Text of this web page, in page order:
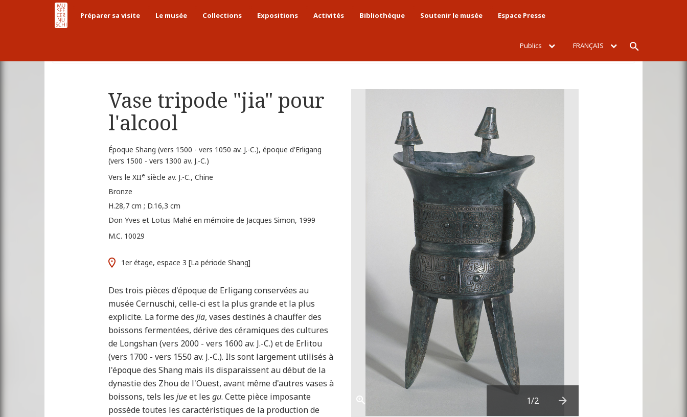
Préparer sa visite Le musée Collections Expositions Activités Bibliothèque Soutenir le musée Espace Presse
Publics FRANÇAIS Rechercher
Vase tripode "jia" pour
l'alcool
Époque Shang (vers 1500 - vers 1050 av. J.-C.), époque d'Erligang
(vers 1500 - vers 1300 av. J.-C.)
Vers le XIIe siècle av. J.-C., Chine
Bronze
H.28,7 cm ; D.16,3 cm
Don Yves et Lotus Mahé en mémoire de Jacques Simon, 1999
M.C. 10029
1er étage, espace 3 [La période Shang]
Des trois pièces d'époque de Erligang conservées au
musée Cernuschi, celle-ci est la plus grande et la plus
explicite. La forme des jia, vases destinés à chauffer des
boissons fermentées, dérive des céramiques des cultures
de Longshan (vers 2000 - vers 1600 av. J.-C.) et de Erlitou
(vers 1700 - vers 1550 av. J.-C.). Ils sont largement utilisés à
l'époque des Shang mais ils disparaissent au début de la
dynastie des Zhou de l'Ouest, avant même d'autres vases à
boissons, tels les jueet les gu. Cette pièce imposante
possède toutes les caractéristiques de la production de
1/2
Next